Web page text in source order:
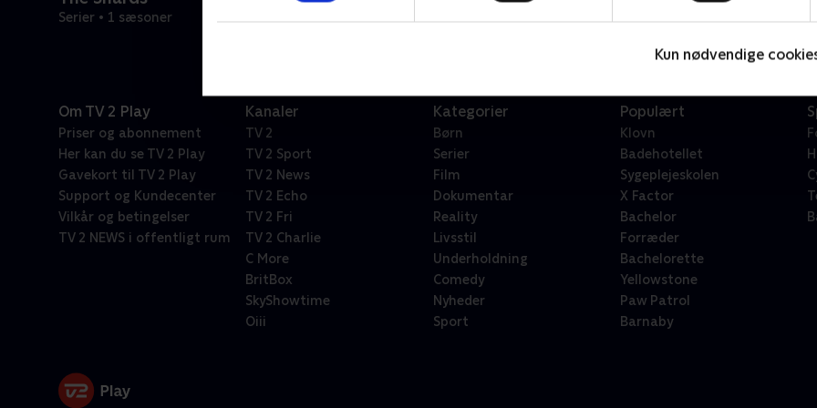
Kun nødvendige
Serier • 1 sæsoner
Om TV 2 Play
Priser og abonnement
Her kan du se TV 2 Play
Gavekort til TV 2 Play
Support og Kundecenter
Vilkår og betingelser
TV 2 NEWS i offentligt rum
Kanaler
TV 2
TV 2 Sport
TV 2 News
TV 2 Echo
TV 2 Fri
TV 2 Charlie
C More
BritBox
SkyShowtime
Oiii
Kategorier
Børn
Serier
Film
Dokumentar
Reality
Livsstil
Underholdning
Comedy
Nyheder
Sport
Populært
Klovn
Badehotellet
Sygeplejeskolen
X Factor
Bachelor
Forræder
Bachelorette
Yellowstone
Paw Patrol
Barnaby